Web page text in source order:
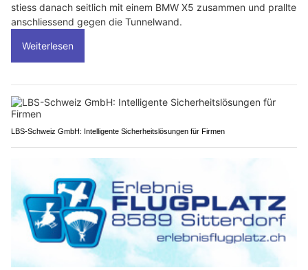
stiess danach seitlich mit einem BMW X5 zusammen und prallte
anschliessend gegen die Tunnelwand.
Weiterlesen
LBS-Schweiz GmbH: Intelligente Sicherheitslösungen für Firmen